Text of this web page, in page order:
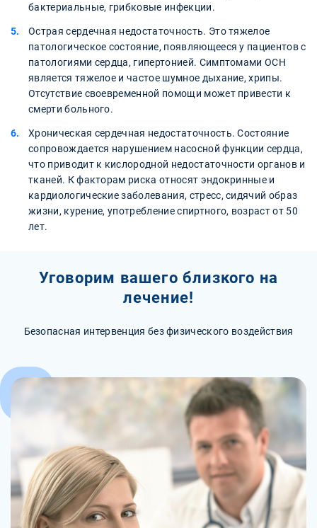
бактериальные, грибковые инфекции.
Острая сердечная недостаточность. Это тяжелое
патологическое состояние, появляющееся у пациентов с
патологиями сердца, гипертонией. Симптомами ОСН
является тяжелое и частое шумное дыхание, хрипы.
Отсутствие своевременной помощи может привести к
смерти больного.
Хроническая сердечная недостаточность. Состояние
сопровождается нарушением насосной функции сердца,
что приводит к кислородной недостаточности органов и
тканей. К факторам риска относят эндокринные и
кардиологические заболевания, стресс, сидячий образ
жизни, курение, употребление спиртного, возраст от 50
лет.
Уговорим вашего близкого на
лечение!
Безопасная интервенция без физического воздействия